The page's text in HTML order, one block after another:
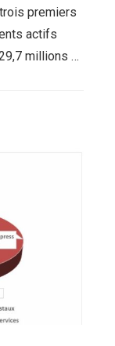
premiers
actifs
millions …